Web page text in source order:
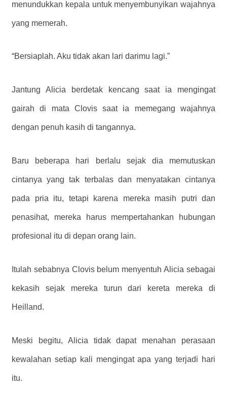
menundukkan kepala untuk menyembunyikan wajahnya
yang memerah.
“Bersiaplah. Aku tidak akan lari darimu lagi.”
Jantung Alicia berdetak kencang saat ia mengingat
gairah di mata Clovis saat ia memegang wajahnya
dengan penuh kasih di tangannya.
Baru beberapa hari berlalu sejak dia memutuskan
cintanya yang tak terbalas dan menyatakan cintanya
pada pria itu, tetapi karena mereka masih putri dan
penasihat, mereka harus mempertahankan hubungan
profesional itu di depan orang lain.
Itulah sebabnya Clovis belum menyentuh Alicia sebagai
kekasih sejak mereka turun dari kereta mereka di
Heilland.
Meski begitu, Alicia tidak dapat menahan perasaan
kewalahan setiap kali mengingat apa yang terjadi hari
itu.